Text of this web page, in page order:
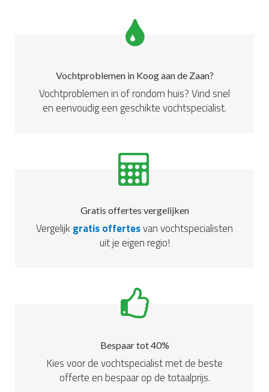
Vochtproblemen in Koog aan de Zaan?
Vochtproblemen in of rondom huis? Vind snel
en eenvoudig een geschikte vochtspecialist.
Gratis offertes vergelijken
Vergelijk gratis offertesvan vochtspecialisten
uit je eigen regio!
Bespaar tot 40%
Kies voor de vochtspecialist met de beste
offerte en bespaar op de totaalprijs.